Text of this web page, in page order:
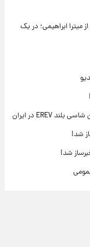
میترا ابراهیمی؛ در یک
شد!
شد!